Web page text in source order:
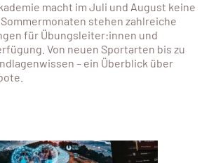
macht im Juli und August keine
stehen zahlreiche
für Übungsleiter:innen und
Von neuen Sportarten bis zu
– ein Überblick über